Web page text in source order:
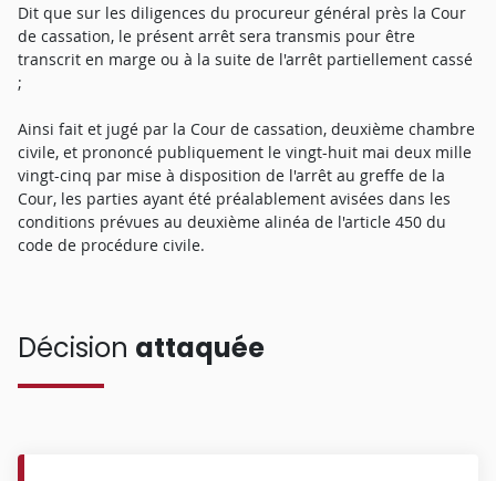
Dit que sur les diligences du procureur général près la Cour
de cassation, le présent arrêt sera transmis pour être
transcrit en marge ou à la suite de l'arrêt partiellement cassé
;
Ainsi fait et jugé par la Cour de cassation, deuxième chambre
civile, et prononcé publiquement le vingt-huit mai deux mille
vingt-cinq par mise à disposition de l'arrêt au greffe de la
Cour, les parties ayant été préalablement avisées dans les
conditions prévues au deuxième alinéa de l'article 450 du
code de procédure civile.
Décision attaquée